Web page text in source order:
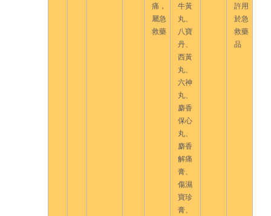
痛，
屬急
救藥
牛黃
丸、
八寶
丹、
西黃
丸、
六神
丸、
麝香
保心
丸、
麝香
解痛
膏、
傷濕
寶珍
膏、
許用
於急
救藥
品